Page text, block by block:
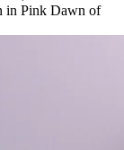
in Pink Dawn of